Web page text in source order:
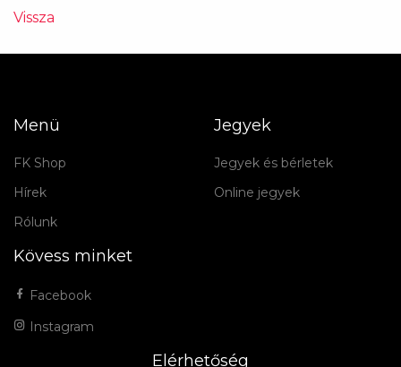
Vissza
Menü
FK Shop
Hírek
Rólunk
Jegyek
Jegyek és bérletek
Online jegyek
Kövess minket
Facebook
Instagram
Elérhetőség